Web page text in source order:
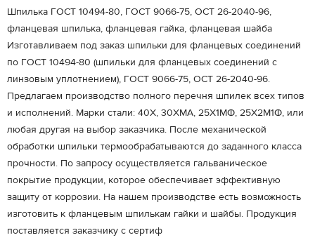
Шпилька ГОСТ 10494-80, ГОСТ 9066-75, ОСТ 26-2040-96,
фланцевая шпилька, фланцевая гайка, фланцевая шайба
Изготавливаем под заказ шпильки для фланцевых соединений
по ГОСТ 10494-80 (шпильки для фланцевых соединений с
линзовым уплотнением), ГОСТ 9066-75, ОСТ 26-2040-96.
Предлагаем производство полного перечня шпилек всех типов
и исполнений. Марки стали: 40Х, 30ХМА, 25Х1МФ, 25Х2М1Ф, или
любая другая на выбор заказчика. После механической
обработки шпильки термообрабатываются до заданного класса
прочности. По запросу осуществляется гальваническое
покрытие продукции, которое обеспечивает эффективную
защиту от коррозии. На нашем производстве есть возможность
изготовить к фланцевым шпилькам гайки и шайбы. Продукция
поставляется заказчику с сертиф